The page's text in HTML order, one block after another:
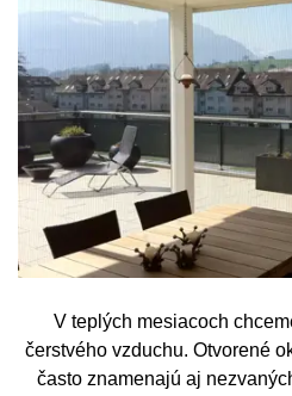
V teplých mesiacoch
čerstvého vzduchu. Otvorené
často znamenajú aj